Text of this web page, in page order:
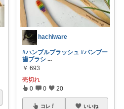
hachiware
#ハンブルブラッシュ #バンブー
歯ブラシ ...
￥ 693
売切れ
0 0 20
コレ いいね